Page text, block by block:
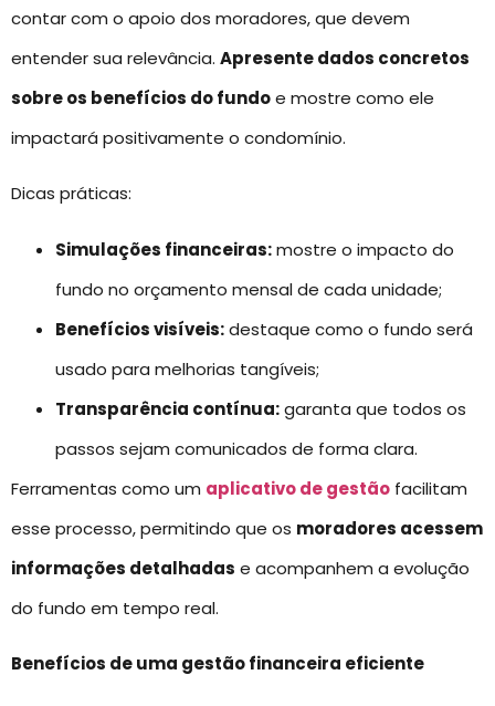
contar com o apoio dos moradores, que devem
entender sua relevância. Apresente dados concretos
sobre os benefícios do fundoe mostre como ele
impactará positivamente o condomínio.
Dicas práticas:
Simulações financeiras:mostre o impacto do
fundo no orçamento mensal de cada unidade;
Benefícios visíveis:destaque como o fundo será
usado para melhorias tangíveis;
Transparência contínua:garanta que todos os
passos sejam comunicados de forma clara.
Ferramentas como um aplicativo de gestão facilitam
esse processo, permitindo que os moradores acessem
informações detalhadas e acompanhem a evolução
do fundo em tempo real.
Benefícios de uma gestão financeira eficiente